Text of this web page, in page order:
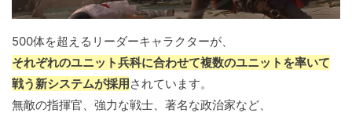
500体を超えるリーダーキャラクターが、
それぞれのユニット兵科に合わせて複数のユニットを率いて
戦う新システムが採用されています。
無敵の指揮官、強力な戦士、著名な政治家など、